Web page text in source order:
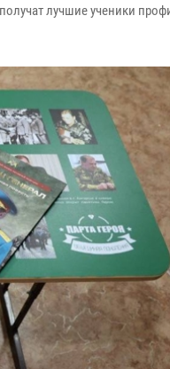
лучшие ученики